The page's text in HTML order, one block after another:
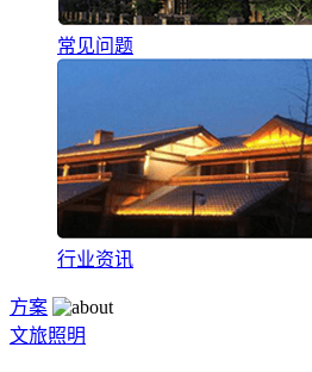
常见问题
行业资讯
方案
文旅照明